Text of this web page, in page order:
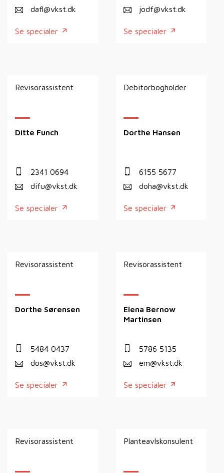
dafl@vkst.dk
Se specialer
jodf@vkst.dk
Se specialer
Revisorassistent
Ditte Funch
2341 0694
difu@vkst.dk
Se specialer
Debitorbogholder
Dorthe Hansen
6155 5677
doha@vkst.dk
Se specialer
Revisorassistent
Dorthe Sørensen
5484 0437
dos@vkst.dk
Se specialer
Revisorassistent
Elena Bernow
Martinsen
5786 5135
em@vkst.dk
Se specialer
Revisorassistent Planteavlskonsulent